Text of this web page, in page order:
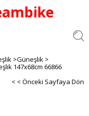
>Güneşlik >
147x68cm 66866
< < Önceki Sayfaya Dön